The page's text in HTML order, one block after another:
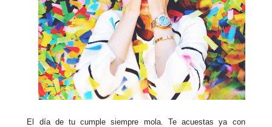
El día de tu cumple siempre mola. Te acuestas ya con